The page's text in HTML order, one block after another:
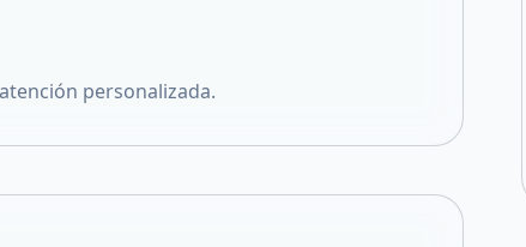
personalizada.